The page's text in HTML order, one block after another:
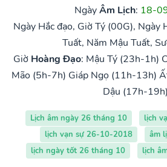
NgàyÂm Lịch: 18-
Ngày Hắc đạo, Giờ Tý (00G), Ngày
Tuất, Năm Mậu Tuất,
Giờ Hoàng Đạo: Mậu Tý (23h-1h)
Mão (5h-7h) Giáp Ngọ (11h-13h)
Dậu (17h-19h)
Lịch âm ngày 26 tháng 10
lịch
lịch vạn sự 26-10-2018
âm
lịch ngày tốt 26 tháng 10
lịch